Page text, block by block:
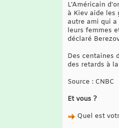
L'Américain
à Kiev aide les
autre ami qui
leurs femmes
déclaré
Des centaines
des retards à
Source : CNBC
Et vous ?
Quel est